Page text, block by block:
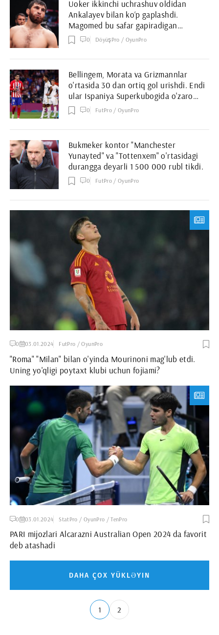
Uoker ikkinchi uchrashuv oldidan
Ankalayev bilan ko‘p gaplashdi.
Magomed bu safar gapiradigan
braziliyalikni o'chiradimi?
0 DöyüşPro / OyunPro
Bellingem, Morata va Grizmannlar
o'rtasida 30 dan ortiq gol urishdi. Endi
ular Ispaniya Superkubogida o'zaro
bahs olib borishadi
0 FutPro / OyunPro
Bukmeker kontor "Manchester
Yunayted" va "Tottenxem" o'rtasidagi
durangga deyarli 1 500 000 rubl tikdi.
0 FutPro / OyunPro
0 03.01.2024 FutPro / OyunPro
"Roma" "Milan" bilan o'yinda Mourinoni mag'lub etdi.
Uning yo'qligi poytaxt klubi uchun fojiami?
0 03.01.2024 StatPro / OyunPro / TenPro
PARI mijozlari Alcarazni Australian Open 2024 da favorit
deb atashadi
DAHA ÇOX YÜKLƏYIN
1 2